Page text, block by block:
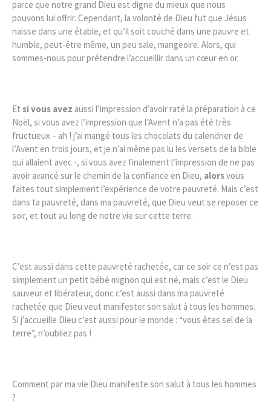
parce que notre grand Dieu est digne du mieux que nous
pouvons lui offrir. Cependant, la volonté de Dieu fut que Jésus
naisse dans une étable, et qu’il soit couché dans une pauvre et
humble, peut-être même, un peu sale, mangeoire. Alors, qui
sommes-nous pour prétendre l’accueillir dans un cœur en or.
Et si vous avez aussi l’impression d’avoir raté la préparation à ce
Noël, si vous avez l’impression que l’Avent n’a pas été très
fructueux – ah ! j’ai mangé tous les chocolats du calendrier de
l’Avent en trois jours, et je n’ai même pas lu les versets de la bible
qui allaient avec -, si vous avez finalement l’impression de ne pas
avoir avancé sur le chemin de la confiance en Dieu, alorsvous
faites tout simplement l’expérience de votre pauvreté. Mais c’est
dans ta pauvreté, dans ma pauvreté, que Dieu veut se reposer ce
soir, et tout au long de notre vie sur cette terre.
C’est aussi dans cette pauvreté rachetée, car ce soir ce n’est pas
simplement un petit bébé mignon qui est né, mais c’est le Dieu
sauveur et libérateur, donc c’est aussi dans ma pauvreté
rachetée que Dieu veut manifester son salut à tous les hommes.
Si j’accueille Dieu c’est aussi pour le monde : “vous êtes sel de la
terre”, n’oubliez pas !
Comment par ma vie Dieu manifeste son salut à tous les hommes
?